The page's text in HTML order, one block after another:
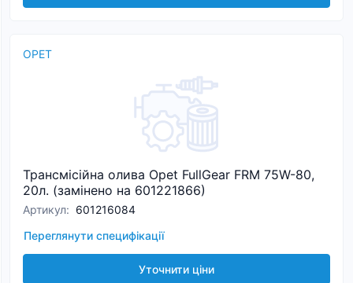
OPET
Трансмісійна олива Opet FullGear FRM 75W-80,
20л. (замінено на 601221866)
Артикул: 601216084
Переглянути специфікації
Уточнити ціни